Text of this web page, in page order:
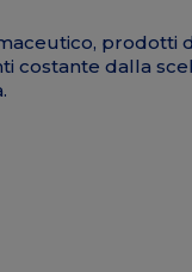
prodotti
costante dalla